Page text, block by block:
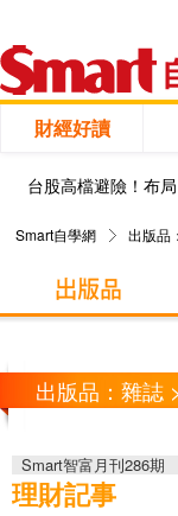
財經好讀
台股高檔避險！布
Smart自學網 出版品
出版品：雜
Smart智富月刊286期
理財記事